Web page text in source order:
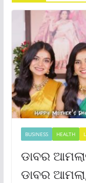
BUSINESS HEALTH
ଡାବର
ଡାବର